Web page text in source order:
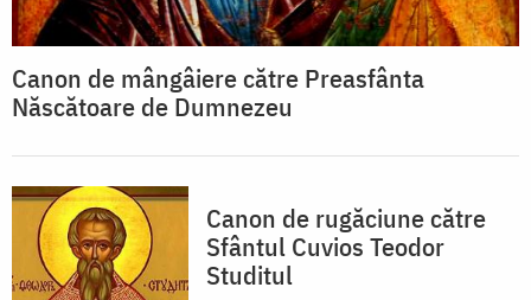
Canon de mângâiere către Preasfânta
Născătoare de Dumnezeu
Canon de rugăciune către
Sfântul Cuvios Teodor
Studitul